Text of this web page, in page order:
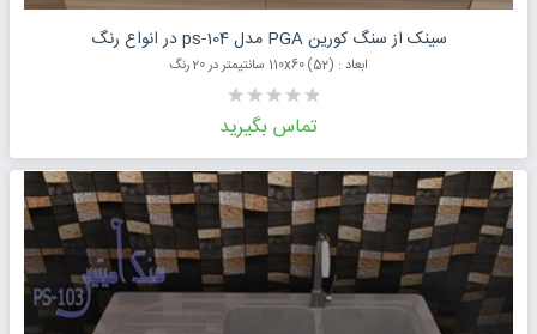
درخواست قیمت محصول سینک از سنگ کورین PGA مدل ps-104 در انواع رنگ
ابعاد : (52) 110x60 سانتیمتر در 20 رنگ
تماس بگیرید